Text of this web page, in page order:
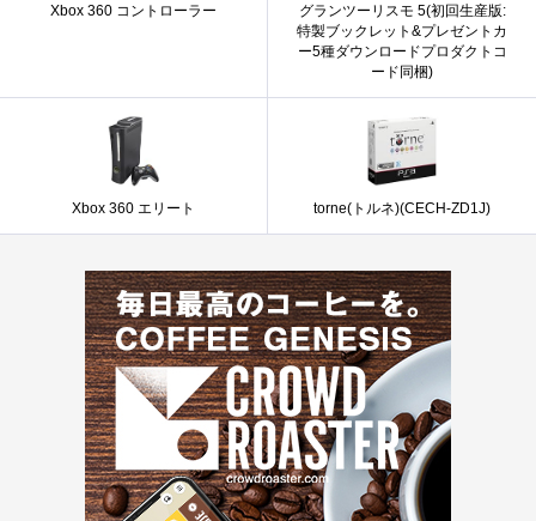
Xbox 360 コントローラー
グランツーリスモ 5(初回生産版:
特製ブックレット&プレゼントカ
ー5種ダウンロードプロダクトコ
ード同梱)
Xbox 360 エリート torne(トルネ)(CECH-ZD1J)